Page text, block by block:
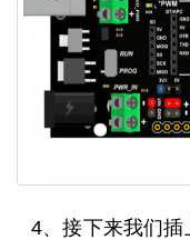
4、接下来我们插